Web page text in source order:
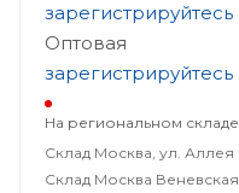
зарегистрируйтесь
Оптовая
зарегистрируйтесь
На региональном складе
Склад Москва, ул. Аллея
Склад Москва